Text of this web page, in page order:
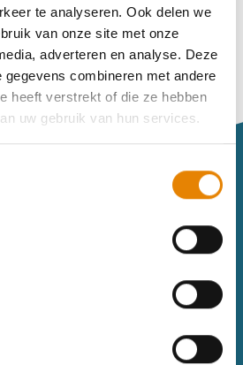
te analyseren. Ook delen we
van onze site met onze
adverteren en analyse. Deze
gegevens combineren met andere
heeft verstrekt of die ze hebben
uw gebruik van hun services.
account aan
goed in het wandeldagboek?
de handleiding.